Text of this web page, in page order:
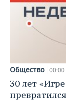
Общество 00:00
30 лет